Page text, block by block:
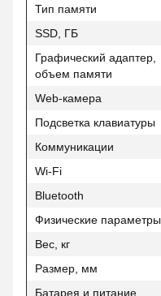
Тип памяти
SSD, ГБ
Графический адаптер,
объем памяти
Web-камера
Подсветка клавиатуры
Коммуникации
Wi-Fi
Bluetooth
Физические параметры
Вес, кг
Размер, мм
Батарея и питание